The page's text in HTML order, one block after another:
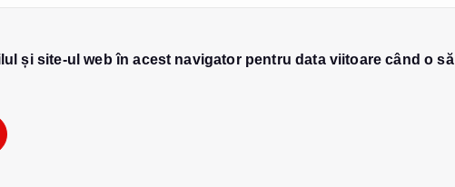
și site-ul web în acest navigator pentru data viitoare când o să